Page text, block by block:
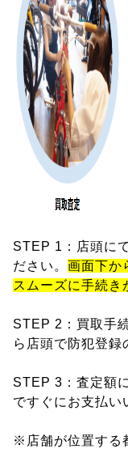
STEP 1：店頭に
ださい。 画面下か
スムーズに手続き
STEP 2：買取手
ら店頭で防犯登
STEP 3：査定額
ですぐにお支払い
※店舗が位置する